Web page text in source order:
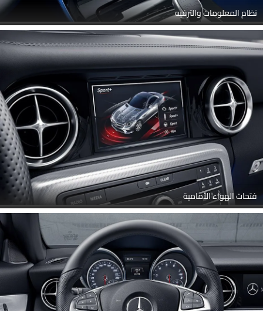
نظام المعلومات والترفيه
فتحات الهواء الأمامية